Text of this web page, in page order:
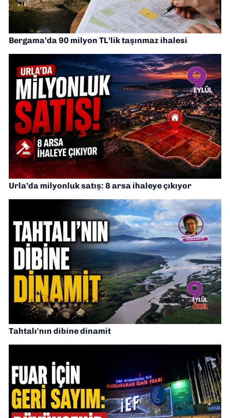
Bergama’da 90 milyon TL’lik taşınmaz ihalesi
Urla’da milyonluk satış: 8 arsa ihaleye çıkıyor
Tahtalı'nın dibine dinamit